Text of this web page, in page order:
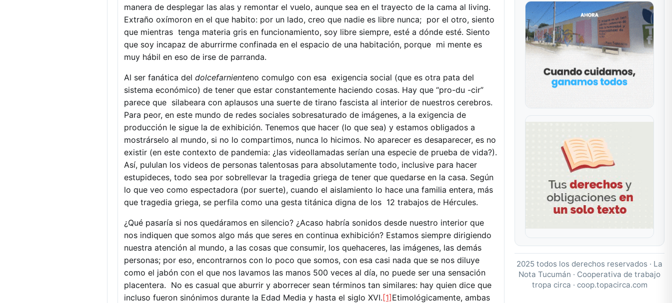
manera de desplegar las alas y remontar el vuelo, aunque sea en el trayecto de la cama al living.
Extraño oxímoron en el que habito: por un lado, creo que nadie es libre nunca; por el otro, siento
que mientras tenga materia gris en funcionamiento, soy libre siempre, esté a dónde esté. Siento
que soy incapaz de aburrirme confinada en el espacio de una habitación, porque mi mente es
muy hábil en eso de irse de parranda.
Al ser fanática del dolcefarnienteno comulgo con esa exigencia social (que es otra pata del
sistema económico) de tener que estar constantemente haciendo cosas. Hay que “pro-du -cir”
parece que silabeara con aplausos una suerte de tirano fascista al interior de nuestros cerebros.
Para peor, en este mundo de redes sociales sobresaturado de imágenes, a la exigencia de
producción le sigue la de exhibición. Tenemos que hacer (lo que sea) y estamos obligados a
mostrárselo al mundo, si no lo compartimos, nunca lo hicimos. No aparecer es desaparecer, es no
existir (en este contexto de pandemia: ¿las videollamadas serían una especie de prueba de vida?).
Así, pululan los videos de personas talentosas para absolutamente todo, inclusive para hacer
estupideces, todo sea por sobrellevar la tragedia griega de tener que quedarse en la casa. Según
lo que veo como espectadora (por suerte), cuando el aislamiento lo hace una familia entera, más
que tragedia griega, se perfila como una gesta titánica digna de los 12 trabajos de Hércules.
¿Qué pasaría si nos quedáramos en silencio? ¿Acaso habría sonidos desde nuestro interior que
nos indiquen que somos algo más que seres en continua exhibición? Estamos siempre dirigiendo
nuestra atención al mundo, a las cosas que consumir, los quehaceres, las imágenes, las demás
personas; por eso, encontrarnos con lo poco que somos, con esa casi nada que se nos diluye
como el jabón con el que nos lavamos las manos 500 veces al día, no puede ser una sensación
placentera. No es casual que aburrir y aborrecer sean términos tan similares: hay quien dice que
incluso fueron sinónimos durante la Edad Media y hasta el siglo XVI. [1] Etimológicamente, ambas
2025 todos los derechos reservados · La
Nota Tucumán · Cooperativa de trabajo
tropa circa · coop.topacirca.com